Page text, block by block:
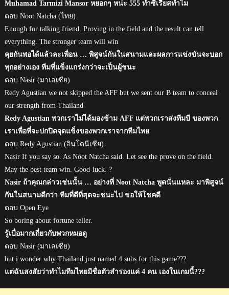
Muhamad Tarmizi Mansor หยอกๆ หน่ะ 555 ทำซีเรียสทำไม
ตอบ Noot Natcha (ไทย)
Enough for talking friend. Proving in the field and the result can tell
everything. The stronger team will win
คุยกันพอได้แล้วละเพื่อน … พิสูจน์กันในสนามและผลการแข่งขันจะบอก
ทุกอย่างเอง ทีมที่แข็งแกร่งกว่าจะเป็นผู้ชนะ
ตอบ Nasir (มาเลเซีย)
Redy Agustian we not skipped the AFF but we sent our B team to conceal
our strength from Thailand
Redy Agustian พวกเราไม่ได้มองข้าม AFF แต่พวกเราส่งทีมบี ของพวก
เราเพื่อที่จะปกปิดจุดแข็งของพวกเราจากทีมไทย
ตอบ Redy Agustian (อินโดนีเซีย)
Nasir If you say so. As Noot Natcha said. Let see the prove on the field.
May the best team win. Good-luck. ?
Nasir ถ้าคุณกล่าวเช่นนั้น … อย่างที่ Noot Natcha พูดนั่นแหละ มาพิสูจน์
กันในสนามดีกว่า ทีมที่ดีที่สุดจะชนะไป ขอให้โชคดี
ตอบ Open Eye
So boring about fortune teller.
รู้เบื่อมากเกี่ยวกับพวกหมอดู
ตอบ Nasir (มาเลเซีย)
but i wonder why Thailand just named 4 subs for this game???
แต่ฉันสงสัยว่าทำไมทีมไทยมีชื่อตัวสำรองแค่ 4 คน เองในเกมนี้???